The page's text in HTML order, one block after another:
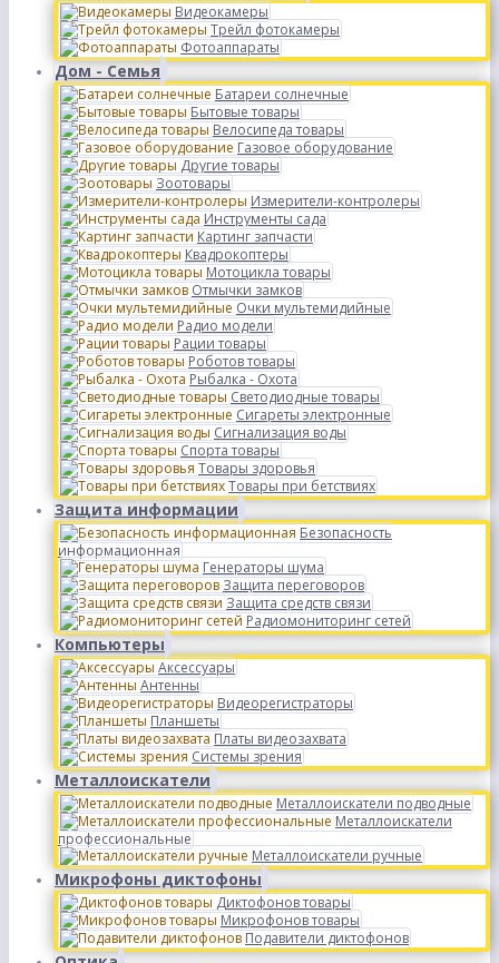
Видеокамеры
Трейл фотокамеры
Фотоаппараты
Дом - Семья
Батареи солнечные
Бытовые товары
Велосипеда товары
Газовое оборудование
Другие товары
Зоотовары
Измерители-контролеры
Инструменты сада
Картинг запчасти
Квадрокоптеры
Мотоцикла товары
Отмычки замков
Очки мультемидийные
Радио модели
Рации товары
Роботов товары
Рыбалка - Охота
Светодиодные товары
Сигареты электронные
Сигнализация воды
Спорта товары
Товары здоровья
Товары при бетствиях
Защита информации
Безопасность
информационная
Генераторы шума
Защита переговоров
Защита средств связи
Радиомониторинг сетей
Компьютеры
Аксессуары
Антенны
Видеорегистраторы
Планшеты
Платы видеозахвата
Системы зрения
Металлоискатели
Металлоискатели подводные
Металлоискатели
профессиональные
Металлоискатели ручные
Микрофоны диктофоны
Диктофонов товары
Микрофонов товары
Подавители диктофонов